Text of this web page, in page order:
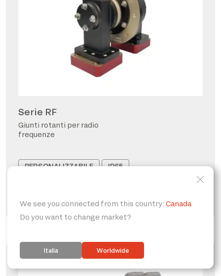
Serie RF
Giunti rotanti per radio
frequenze
PERSONALIZZABILE
IP65